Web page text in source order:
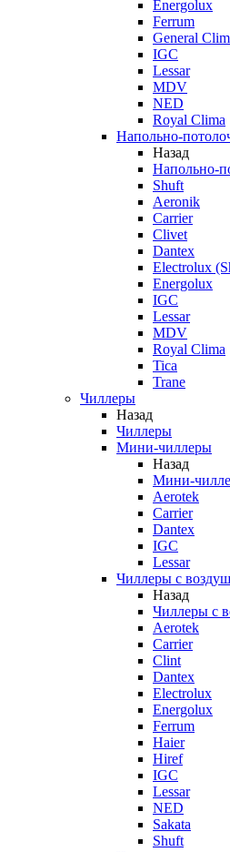
Energolux
Ferrum
General
IGC
Lessar
MDV
NED
Royal Clima
Напольно-
Назад
Напольно-
Shuft
Aeronik
Carrier
Clivet
Dantex
Electrolux
Energolux
IGC
Lessar
MDV
Royal Clima
Tica
Trane
Чиллеры
Назад
Чиллеры
Мини-чиллеры
Назад
Мини-
Aerotek
Carrier
Dantex
IGC
Lessar
Чиллеры с
Назад
Чиллеры с
Aerotek
Carrier
Clint
Dantex
Electrolux
Energolux
Ferrum
Haier
Hiref
IGC
Lessar
NED
Sakata
Shuft